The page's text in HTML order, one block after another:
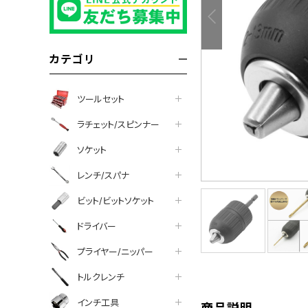
カテゴリ
ツールセット
ラチェット/スピンナー
ソケット
レンチ/スパナ
ビット/ビットソケット
ドライバー
プライヤー/ニッパー
トルクレンチ
インチ工具
facebook
line